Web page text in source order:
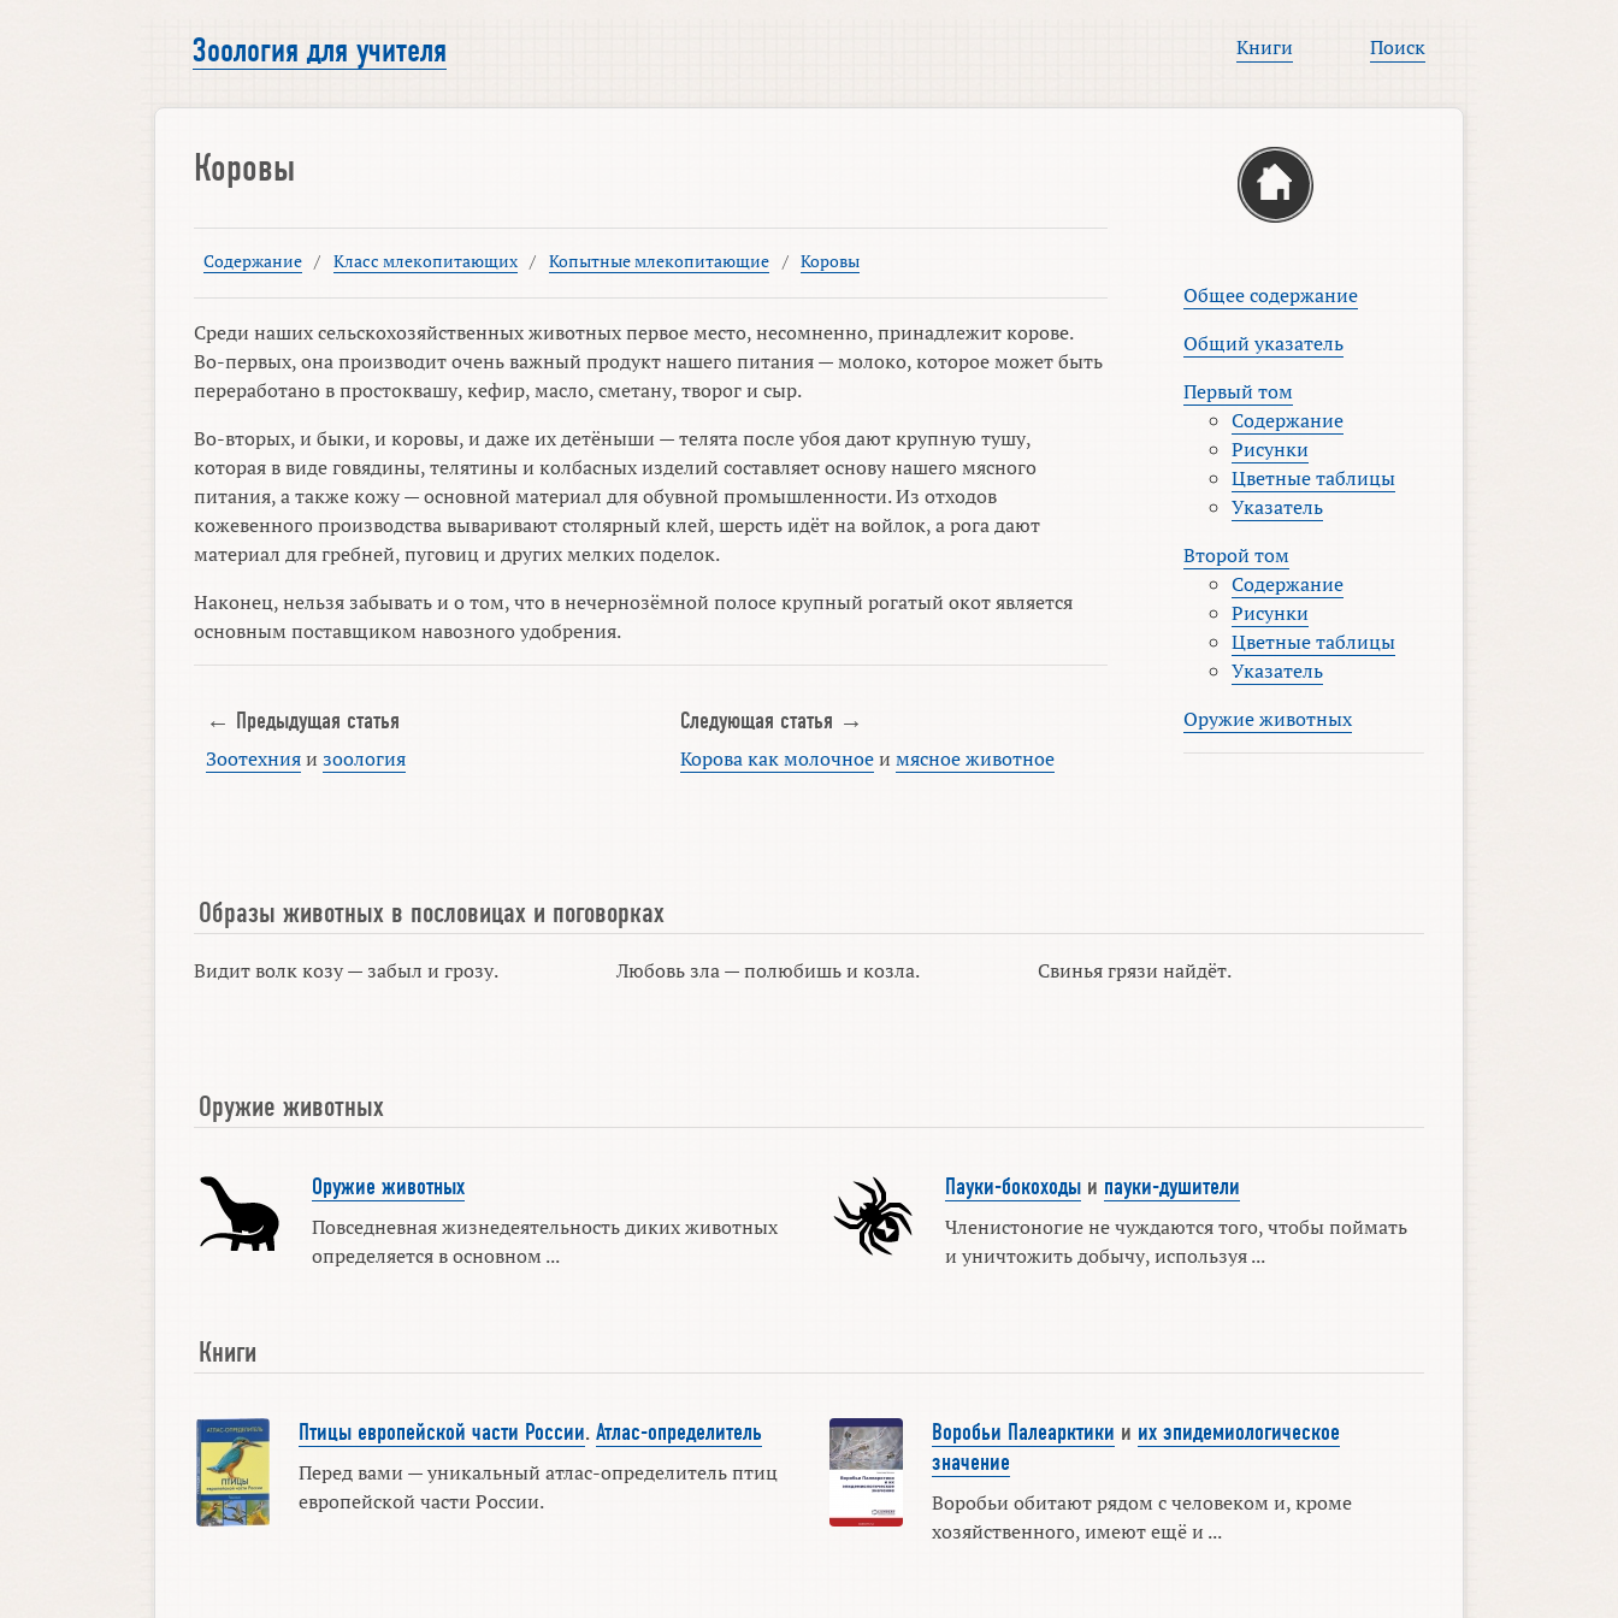
Зоология для учителя Книги Поиск
Коровы
Содержание / Класс млекопитающих / Копытные млекопитающие / Коровы
Среди наших сельскохозяйственных животных первое место, несомненно, принадлежит корове.
Во-первых, она производит очень важный продукт нашего питания — молоко, которое может быть
переработано в простоквашу, кефир, масло, сметану, творог и сыр.
Во-вторых, и быки, и коровы, и даже их детёныши — телята после убоя дают крупную тушу,
которая в виде говядины, телятины и колбасных изделий составляет основу нашего мясного
питания, а также кожу — основной материал для обувной промышленности. Из отходов
кожевенного производства вываривают столярный клей, шерсть идёт на войлок, а рога дают
материал для гребней, пуговиц и других мелких поделок.
Наконец, нельзя забывать и о том, что в нечернозёмной полосе крупный рогатый окот является
основным поставщиком навозного удобрения.
← Предыдущая статья
Зоотехнияи зоология
Следующая статья →
Корова как молочноеимясное животное
Общее содержание
Общий указатель
Первый том
Содержание
Рисунки
Цветные таблицы
Указатель
Второй том
Содержание
Рисунки
Цветные таблицы
Указатель
Оружие животных
Образы животных в пословицах и поговорках
Видит волк козу — забыл и грозу. Любовь зла — полюбишь и козла. Свинья грязи найдёт.
Оружие животных
Оружие животных
Повседневная жизнедеятельность диких животных
определяется в основном ...
Пауки-бокоходыи пауки-душители
Членистоногие не чуждаются того, чтобы поймать
и уничтожить добычу, используя ...
Книги
Птицы европейской части России. Атлас-определитель
Перед вами — уникальный атлас-определитель птиц
европейской части России.
Воробьи Палеарктики и их эпидемиологическое
значение
Воробьи обитают рядом с человеком и, кроме
хозяйственного, имеют ещё и ...